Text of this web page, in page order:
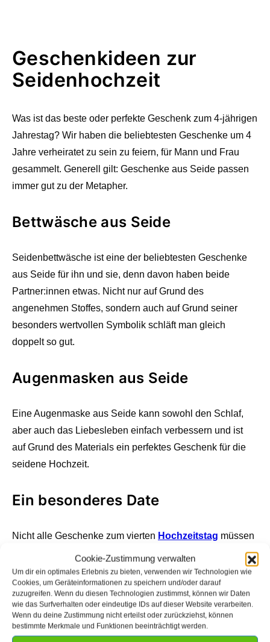
Cookie-Zustimmung verwalten
Um dir ein optimales Erlebnis zu bieten, verwenden wir Technologien wie
Cookies, um Geräteinformationen zu speichern und/oder darauf
zuzugreifen. Wenn du diesen Technologien zustimmst, können wir Daten
wie das Surfverhalten oder eindeutige IDs auf dieser Website verarbeiten.
Wenn du deine Zustimmung nicht erteilst oder zurückziehst, können
bestimmte Merkmale und Funktionen beeinträchtigt werden.
Geschenkideen zur
Seidenhochzeit
Was ist das beste oder perfekte Geschenk zum 4-jährigen
Jahrestag? Wir haben die beliebtesten Geschenke um 4
Jahre verheiratet zu sein zu feiern, für Mann und Frau
gesammelt. Generell gilt: Geschenke aus Seide passen
immer gut zu der Metapher.
Bettwäsche aus Seide
Seidenbettwäsche ist eine der beliebtesten Geschenke
aus Seide für ihn und sie, denn davon haben beide
Partner:innen etwas. Nicht nur auf Grund des
angenehmen Stoffes, sondern auch auf Grund seiner
besonders wertvollen Symbolik schläft man gleich
doppelt so gut.
Augenmasken aus Seide
Eine Augenmaske aus Seide kann sowohl den Schlaf,
aber auch das Liebesleben einfach verbessern und ist
auf Grund des Materials ein perfektes Geschenk für die
seidene Hochzeit.
Ein besonderes Date
Nicht alle Geschenke zum vierten Hochzeitstag müssen
zwangsweise etwas mit Seide zu tun haben. Von Zeit zu
zweit kann man in der Ehe nie genug bekommen, sodass
besondere Date Ideenimmer gut ankommen. Du kannst
zum Beispiel in einem besonderen Restaurant einen
Tisch für Zwei reservieren, aber auch etwas
Außergewöhnlicheres planen.